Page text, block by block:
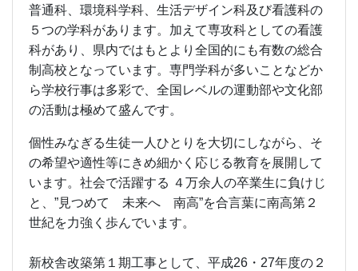
普通科、環境科学科、生活デザイン科及び看護科の
５つの学科があります。加えて専攻科としての看護
科があり、県内ではもとより全国的にも有数の総合
制高校となっています。専門学科が多いことなどか
ら学校行事は多彩で、全国レベルの運動部や文化部
の活動は極めて盛んです。
個性みなぎる生徒一人ひとりを大切にしながら、そ
の希望や適性等にきめ細かく応じる教育を展開して
います。社会で活躍する ４万余人の卒業生に負けじ
と、”見つめて 未来へ 南高”を合言葉に南高第２
世紀を力強く歩んでいます。
新校舎改築第１期工事として、平成26・27年度の２